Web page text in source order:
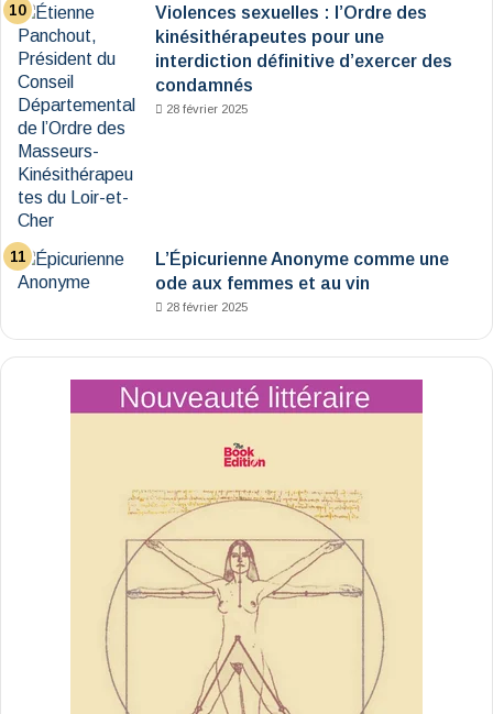
Violences sexuelles : l’Ordre des
kinésithérapeutes pour une
interdiction définitive d’exercer des
condamnés
28 février 2025
L’Épicurienne Anonyme comme une
ode aux femmes et au vin
28 février 2025